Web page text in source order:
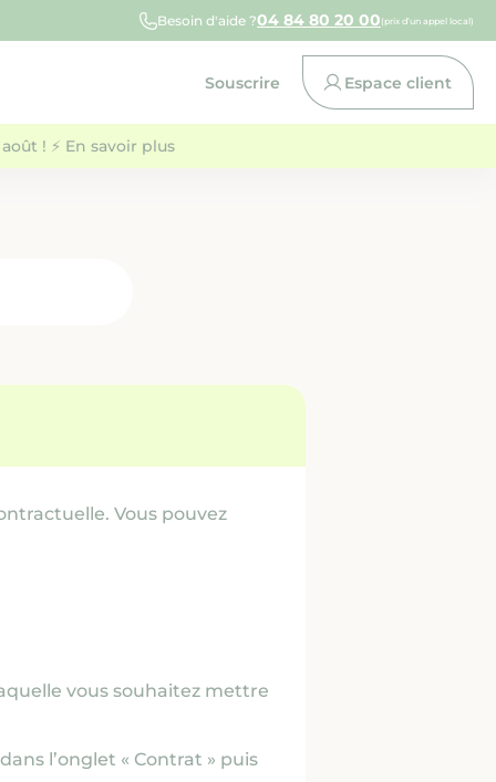
Besoin d'aide ?04 84 80 20 00 (prix d’un appel local)
Souscrire Espace client
! ⚡ En savoir plus
Vous pouvez
vous souhaitez mettre
l’onglet « Contrat » puis